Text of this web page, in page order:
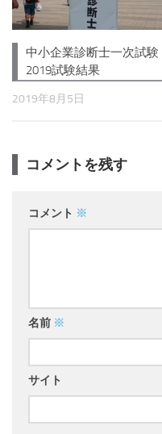
中小企業診断士一次試験
2019試験結果
2019年8月5日
コメントを残す
コメント ※
名前 ※
サイト